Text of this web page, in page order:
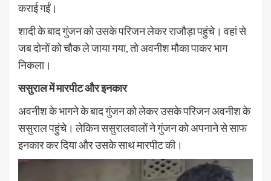
कराई गईं।
शादी के बाद गुंजन को उसके परिजन लेकर राजौड़ा पहुंचे। वहां से
जब दोनों को चौक ले जाया गया, तो अवनीश मौका पाकर भाग
निकला।
ससुराल में मारपीट और इनकार
अवनीश के भागने के बाद गुंजन को लेकर उसके परिजन अवनीश के
ससुराल पहुंचे। लेकिन ससुरालवालों ने गुंजन को अपनाने से साफ
इनकार कर दिया और उसके साथ मारपीट की।